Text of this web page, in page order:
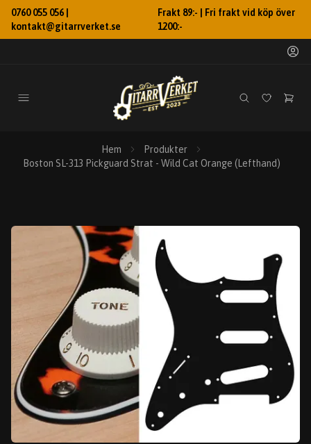
0760 055 056 |
kontakt@gitarrverket.se
Frakt 89:- | Fri frakt vid köp över
1200:-
Hem
Produkter
Boston SL-313 Pickguard Strat - Wild Cat Orange (Lefthand)